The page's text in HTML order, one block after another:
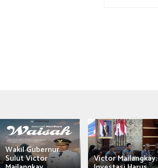
Wakil Gubernur
Sulut Victor Victor Mailangkay: